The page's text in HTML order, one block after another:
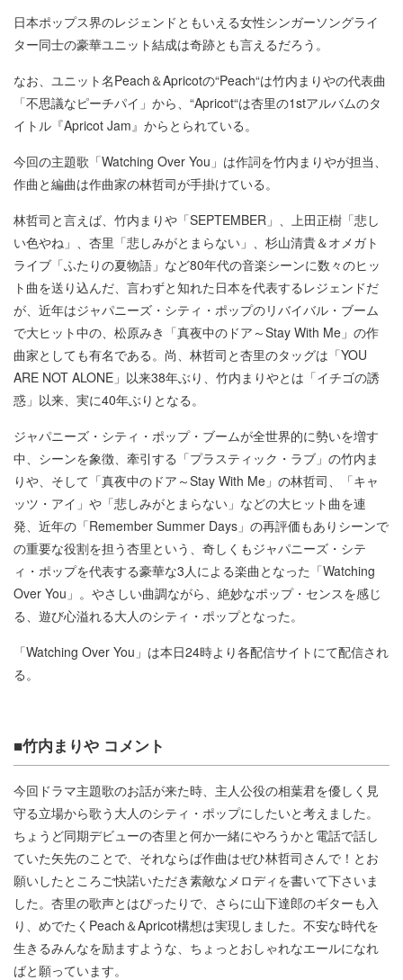
日本ポップス界のレジェンドともいえる女性シンガーソングライ
ター同士の豪華ユニット結成は奇跡とも言えるだろう。
なお、ユニット名Peach＆Apricotの“Peach“は竹内まりやの代表曲
「不思議なピーチパイ」から、“Apricot“は杏里の1stアルバムのタ
イトル『Apricot Jam』からとられている。
今回の主題歌「Watching Over You」は作詞を竹内まりやが担当、
作曲と編曲は作曲家の林哲司が手掛けている。
林哲司と言えば、竹内まりや「SEPTEMBER」、上田正樹「悲し
い色やね」、杏里「悲しみがとまらない」、杉山清貴＆オメガト
ライブ「ふたりの夏物語」など80年代の音楽シーンに数々のヒッ
ト曲を送り込んだ、言わずと知れた日本を代表するレジェンドだ
が、近年はジャパニーズ・シティ・ポップのリバイバル・ブーム
で大ヒット中の、松原みき「真夜中のドア～Stay With Me」の作
曲家としても有名である。尚、林哲司と杏里のタッグは「YOU
ARE NOT ALONE」以来38年ぶり、竹内まりやとは「イチゴの誘
惑」以来、実に40年ぶりとなる。
ジャパニーズ・シティ・ポップ・ブームが全世界的に勢いを増す
中、シーンを象徴、牽引する「プラスティック・ラブ」の竹内ま
りや、そして「真夜中のドア～Stay With Me」の林哲司、「キャ
ッツ・アイ」や「悲しみがとまらない」などの大ヒット曲を連
発、近年の「Remember Summer Days」の再評価もありシーンで
の重要な役割を担う杏里という、奇しくもジャパニーズ・シテ
ィ・ポップを代表する豪華な3人による楽曲となった「Watching
Over You」。やさしい曲調ながら、絶妙なポップ・センスを感じ
る、遊び心溢れる大人のシティ・ポップとなった。
「Watching Over You」は本日24時より各配信サイトにて配信され
る。
■竹内まりや コメント
今回ドラマ主題歌のお話が来た時、主人公役の相葉君を優しく見
守る立場から歌う大人のシティ・ポップにしたいと考えました。
ちょうど同期デビューの杏里と何か一緒にやろうかと電話で話し
ていた矢先のことで、それならば作曲はぜひ林哲司さんで！とお
願いしたところご快諾いただき素敵なメロディを書いて下さいま
した。杏里の歌声とはぴったりで、さらに山下達郎のギターも入
り、めでたくPeach＆Apricot構想は実現しました。不安な時代を
生きるみんなを励ますような、ちょっとおしゃれなエールになれ
ばと願っています。